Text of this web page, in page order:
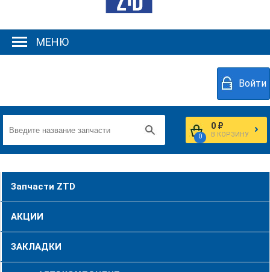
МЕНЮ
Войти
0
0 ₽
В КОРЗИНУ
Запчасти ZTD
АКЦИИ
ЗАКЛАДКИ